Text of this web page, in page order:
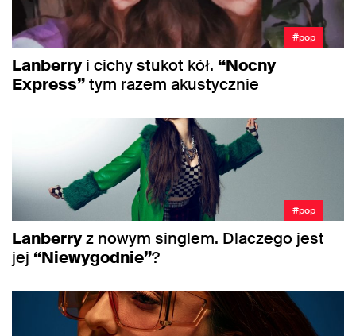
#pop
Lanberry i cichy stukot kół. “Nocny
Express”tym razem akustycznie
#pop
Lanberryz nowym singlem. Dlaczego jest
jej “Niewygodnie”?